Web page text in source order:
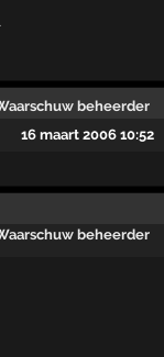
16 maart 2006 10:52